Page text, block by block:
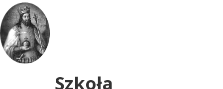
Uwaga:
ta
witryna
zawiera
system
dostępności.
Szkoła